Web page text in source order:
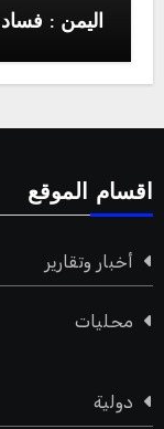
اليمن :
اقسام الموقع
أخبار وتقارير
محليات
دولية